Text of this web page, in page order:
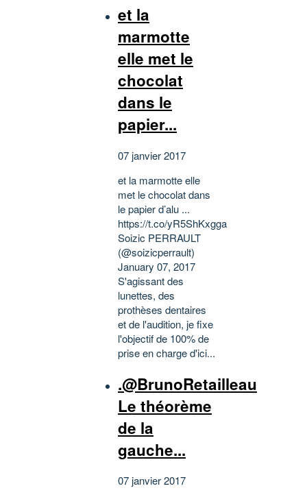
et la
marmotte
elle met le
chocolat
dans le
papier...
07 janvier 2017
et la marmotte elle
met le chocolat dans
le papier d’alu ...
https://t.co/yR5ShKxgga
Soizic PERRAULT
(@soizicperrault)
January 07, 2017
S'agissant des
lunettes, des
prothèses dentaires
et de l'audition, je fixe
l'objectif de 100% de
prise en charge d'ici...
.@BrunoRetailleau
Le théorème
de la
gauche...
07 janvier 2017